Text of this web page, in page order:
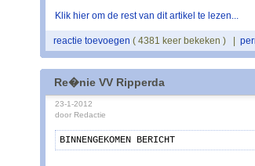
Klik hier om de rest van dit artikel te lezen...
reactie toevoegen ( 4381 keer bekeken ) |
Re�nie VV Ripperda
23-1-2012
door Redactie
BINNENGEKOMEN BERICHT